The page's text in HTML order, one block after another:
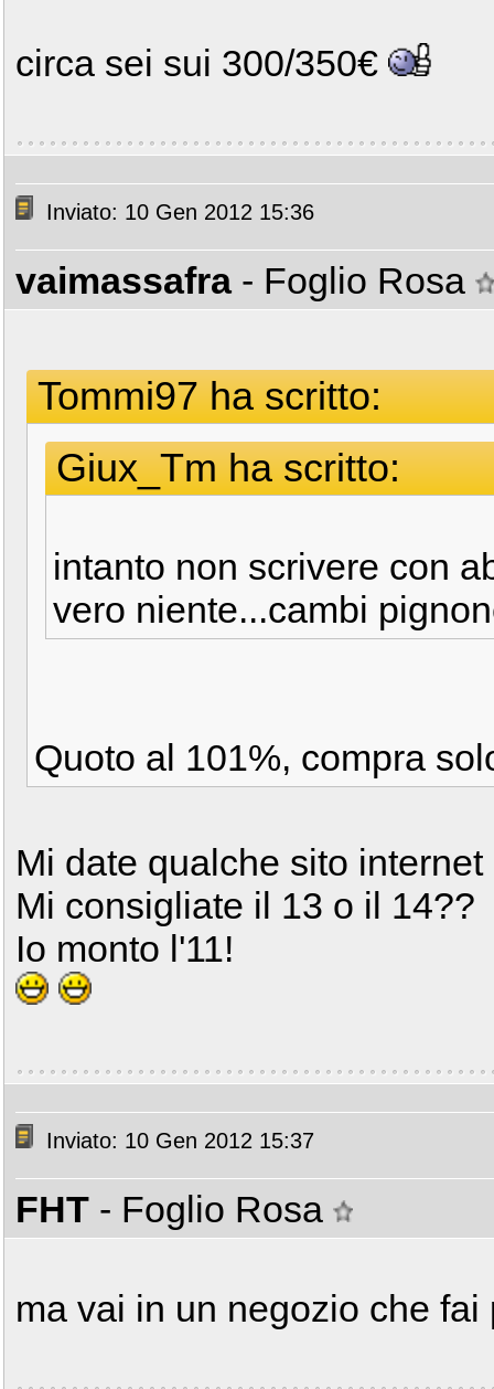
circa sei sui 300/350€
Inviato: 10 Gen 2012 15:36
vaimassafra - Foglio Rosa
Tommi97 ha scritto:
Giux_Tm ha scritto:
intanto non scrivere con
vero niente...cambi
Quoto al 101%, compra
Mi date qualche sito
Mi consigliate il 13 o il 14??
Io monto l'11!
Inviato: 10 Gen 2012 15:37
FHT - Foglio Rosa
ma vai in un negozio che fai